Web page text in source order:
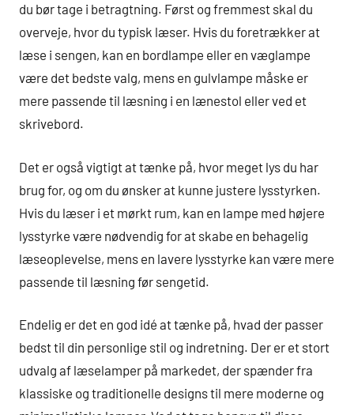
du bør tage i betragtning. Først og fremmest skal du
overveje, hvor du typisk læser. Hvis du foretrækker at
læse i sengen, kan en bordlampe eller en væglampe
være det bedste valg, mens en gulvlampe måske er
mere passende til læsning i en lænestol eller ved et
skrivebord.
Det er også vigtigt at tænke på, hvor meget lys du har
brug for, og om du ønsker at kunne justere lysstyrken.
Hvis du læser i et mørkt rum, kan en lampe med højere
lysstyrke være nødvendig for at skabe en behagelig
læseoplevelse, mens en lavere lysstyrke kan være mere
passende til læsning før sengetid.
Endelig er det en god idé at tænke på, hvad der passer
bedst til din personlige stil og indretning. Der er et stort
udvalg af læselamper på markedet, der spænder fra
klassiske og traditionelle designs til mere moderne og